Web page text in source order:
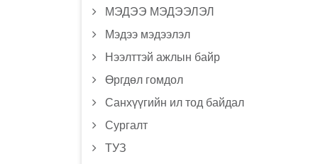
МЭДЭЭ МЭДЭЭЛЭЛ
Мэдээ мэдээлэл
Нээлттэй ажлын байр
Өргдөл гомдол
Санхүүгийн ил тод байдал
Сургалт
ТУЗ